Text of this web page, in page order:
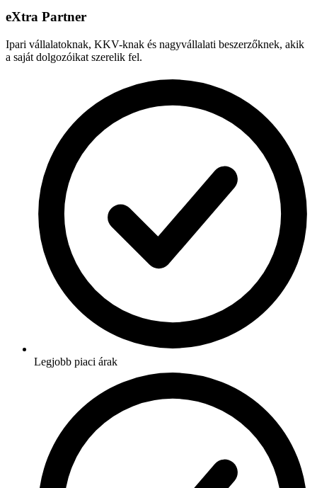
eXtra Partner
Ipari vállalatoknak, KKV-knak és nagyvállalati beszerzőknek, akik
a saját dolgozóikat szerelik fel.
Legjobb piaci árak